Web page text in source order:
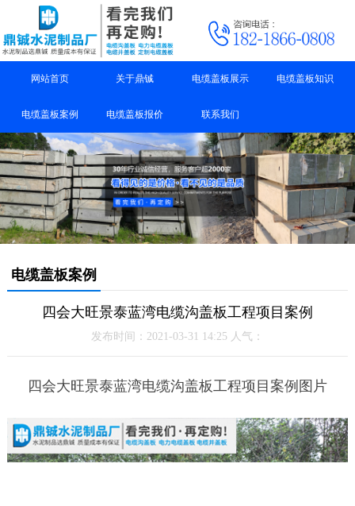
网站首页 关于鼎铖 电缆盖板展示 电缆盖板知识
电缆盖板案例 电缆盖板报价 联系我们
电缆盖板案例
四会大旺景泰蓝湾电缆沟盖板工程项目案例
发布时间：2021-03-31 14:25 人气：
四会大旺景泰蓝湾电缆沟盖板工程项目案例图片